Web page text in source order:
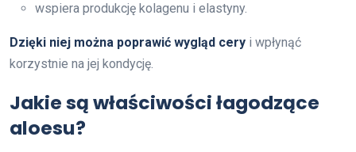
wspiera produkcję kolagenu i elastyny.
Dzięki niej można poprawić wygląd cery i wpłynąć
korzystnie na jej kondycję.
Jakie są właściwości łagodzące
aloesu?